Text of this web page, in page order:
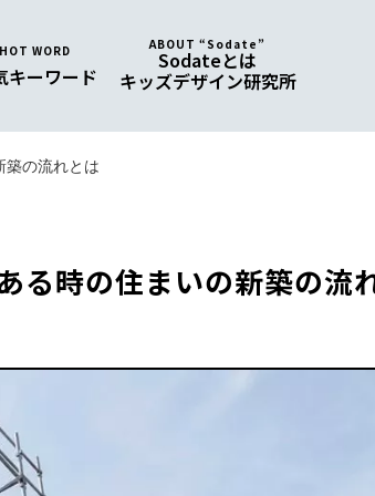
HOT WORD
キーワード
ABOUT “Sodate”
Sodateとは
キッズデザイン研究所
築の流れとは
る時の住まいの新築の流